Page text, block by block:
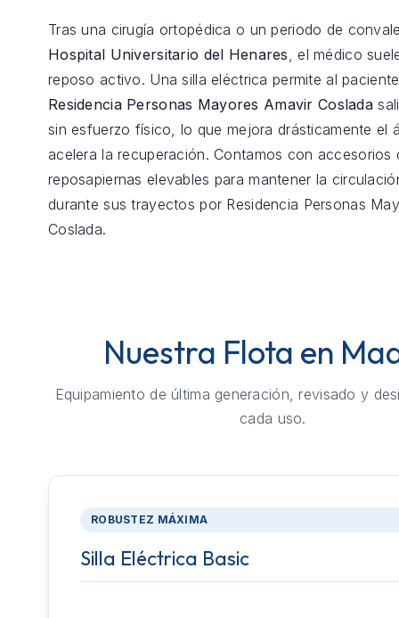
Tras una cirugía ortopédica o un periodo de
Hospital Universitario del Henares, el médico
reposo activo. Una silla eléctrica permite al
Residencia Personas Mayores Amavir Coslada
sin esfuerzo físico, lo que mejora drásticamente el
acelera la recuperación. Contamos con accesorios
reposapiernas elevables para mantener la
durante sus trayectos por Residencia Personas
Coslada.
Nuestra Flota en
Equipamiento de última generación, revisado y
cada uso.
ROBUSTEZ MÁXIMA
Silla Eléctrica Basic